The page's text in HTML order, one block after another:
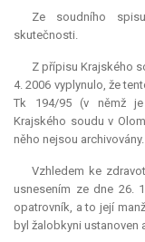
Ze soudního
skutečnosti.
Z přípisu Krajského
4. 2006 vyplynulo, že
Tk 194/95 (v němž je
Krajského soudu v
něho nejsou archivovány.
Vzhledem ke
usnesením ze dne 26.
opatrovník, a to její
byl žalobkyni ustanoven